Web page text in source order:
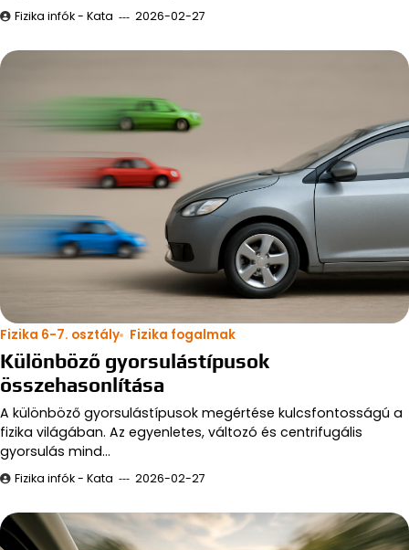
Fizika infók - Kata 2026-02-27
Fizika 6-7. osztály Fizika fogalmak
Különböző gyorsulástípusok
összehasonlítása
A különböző gyorsulástípusok megértése kulcsfontosságú a
fizika világában. Az egyenletes, változó és centrifugális
gyorsulás mind…
Fizika infók - Kata 2026-02-27